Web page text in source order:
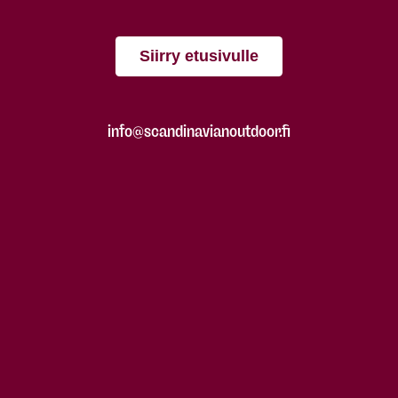
Siirry etusivulle
info@scandinavianoutdoor.fi